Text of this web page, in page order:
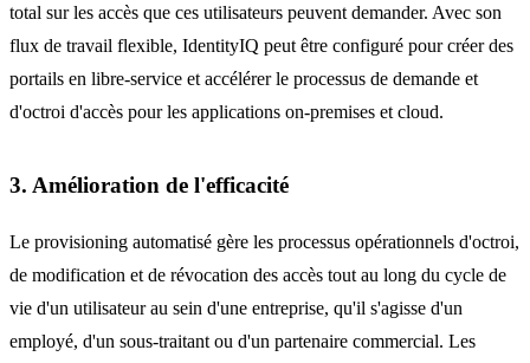
total sur les accès que ces utilisateurs peuvent demander. Avec son
flux de travail flexible, IdentityIQ peut être configuré pour créer des
portails en libre-service et accélérer le processus de demande et
d'octroi d'accès pour les applications on-premises et cloud.
3. Amélioration de l'efficacité
Le provisioning automatisé gère les processus opérationnels d'octroi,
de modification et de révocation des accès tout au long du cycle de
vie d'un utilisateur au sein d'une entreprise, qu'il s'agisse d'un
employé, d'un sous-traitant ou d'un partenaire commercial. Les